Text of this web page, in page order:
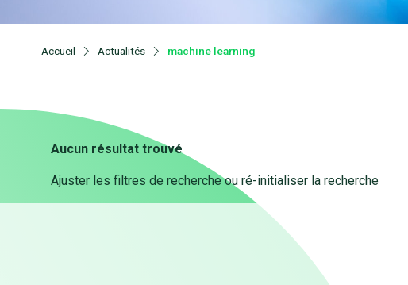
Accueil Actualités machine learning
Aucun résultat trouvé
Ajuster les filtres de recherche ou ré-initialiser la recherche